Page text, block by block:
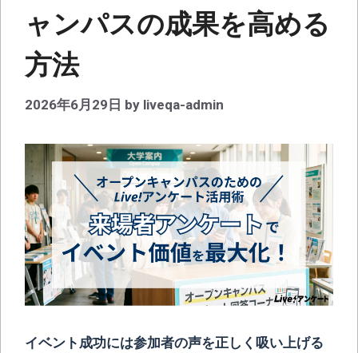
ャンパスの成果を高める
方法
2026年6月29日 by liveqa-admin
イベント成功には参加者の声を正しく吸い上げる